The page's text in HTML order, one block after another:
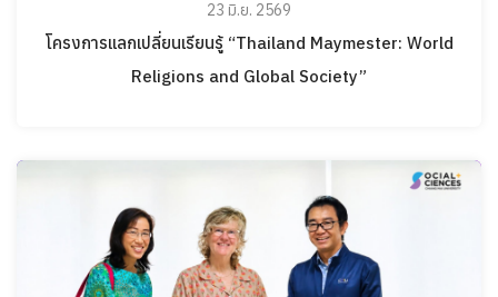
23 มิ.ย. 2569
โครงการแลกเปลี่ยนเรียนรู้ “Thailand Maymester: World
Religions and Global Society”